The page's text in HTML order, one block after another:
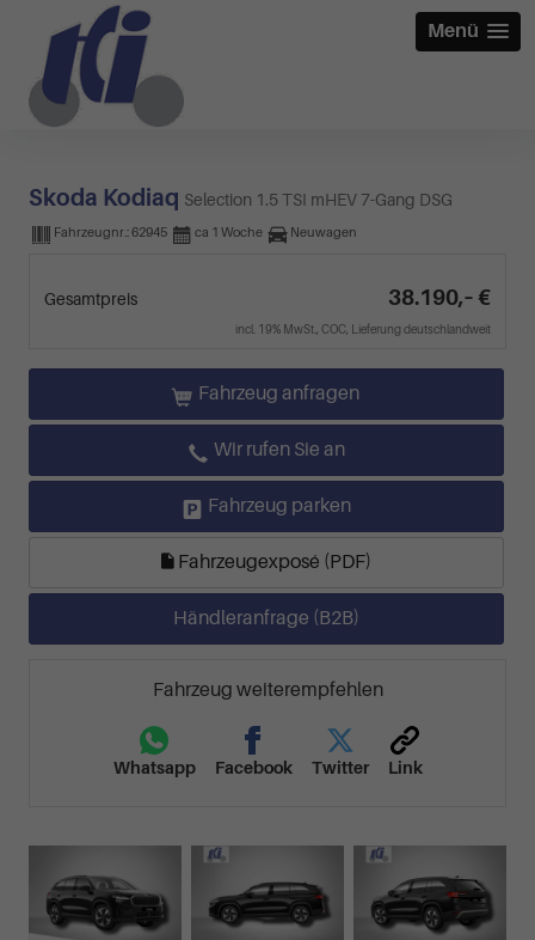
Menü
Skoda Kodiaq Selection 1.5 TSI mHEV 7-Gang DSG
Fahrzeugnr.:62945 ca 1 Woche Neuwagen
Gesamtpreis 38.190,– €
incl. 19% MwSt., COC, Lieferung deutschlandweit
Fahrzeug anfragen
Wir rufen Sie an
Fahrzeug parken
Fahrzeugexposé (PDF)
Händleranfrage (B2B)
Fahrzeug weiterempfehlen
Whatsapp Facebook Twitter Link